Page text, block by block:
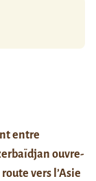
entre
ouvre-
vers l’Asie